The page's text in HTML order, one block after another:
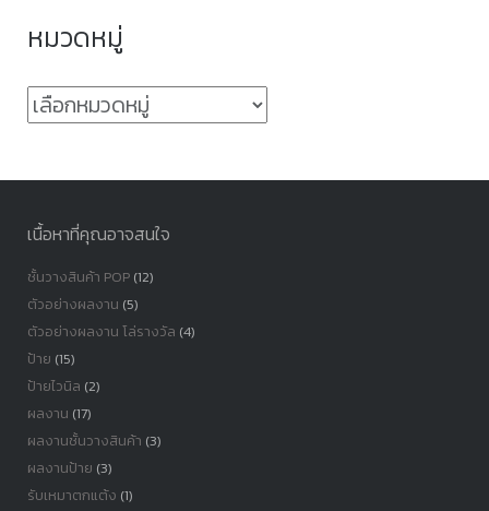
หมวดหมู่
หมวด
เนื้อหาที่คุณอาจสนใจ
ชั้นวางสินค้า POP(12)
ตัวอย่างผลงาน (5)
ตัวอย่างผลงาน โล่รางวัล (4)
ป้าย (15)
ป้ายไวนิล (2)
ผลงาน (17)
ผลงานชั้นวางสินค้า (3)
ผลงานป้าย (3)
รับเหมาตกแต้ง (1)